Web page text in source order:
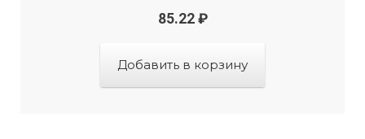
85.22 ₽
Добавить в корзину